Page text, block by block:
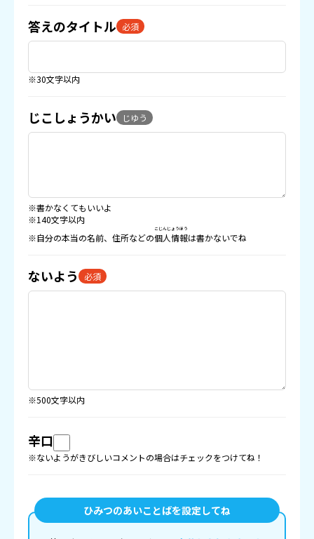
答えのタイトル 必須
※30文字以内
じこしょうかい じゆう
※書かなくてもいいよ
※140文字以内
※自分の本当の名前、住所などの個人情報
こじんじょうほう
は書かないでね
ないよう 必須
※500文字以内
辛口
※ないようがきびしいコメントの場合はチェックをつけてね！
ひみつのあいことばを設定してね